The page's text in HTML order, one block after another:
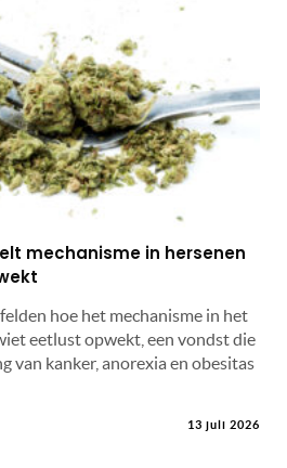
mechanisme in hersenen
hoe het mechanisme in het
eetlust opwekt, een vondst die
van kanker, anorexia en obesitas
13 juli 2026